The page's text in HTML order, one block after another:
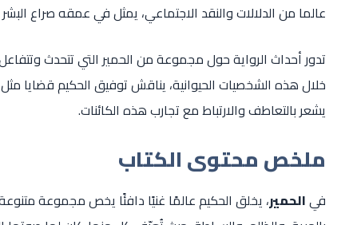
عالما من الدلالات والنقد الاجتماعي، يمثل في عمقه صراع
تدور أحداث الرواية حول مجموعة من الحمير التي تتحدث
خلال هذه الشخصيات الحيوانية، يناقش توفيق الحكيم قضايا
يشعر بالتعاطف والارتباط مع تجارب هذه الكائنات.
ملخص محتوى الكتاب
فيالحمير، يخلق الحكيم عالمًا غنيًا دافئًا يخص مجموعة